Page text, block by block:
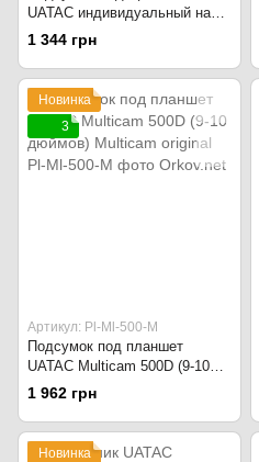
UATAC индивидуальный на
патч-панели Multicam 1000D
Multicam original
1 344 грн
Новинка
3
Артикул: Pl-Ml-500-M
Подсумок под планшет
UATAC Multicam 500D (9-10
дюймов) Multicam original
1 962 грн
Новинка